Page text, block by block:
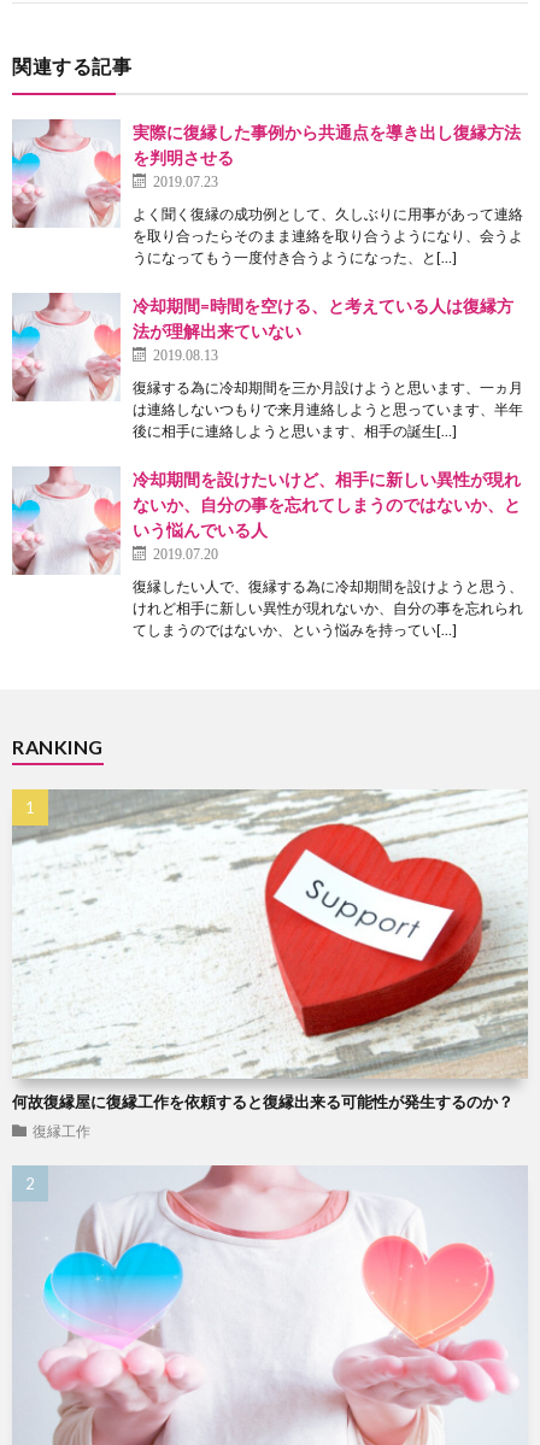
関連する記事
実際に復縁した事例から共通点を導き出し復縁方法
を判明させる
2019.07.23
よく聞く復縁の成功例として、久しぶりに用事があって連絡
を取り合ったらそのまま連絡を取り合うようになり、会うよ
うになってもう一度付き合うようになった、と[…]
冷却期間=時間を空ける、と考えている人は復縁方
法が理解出来ていない
2019.08.13
復縁する為に冷却期間を三か月設けようと思います、一ヵ月
は連絡しないつもりで来月連絡しようと思っています、半年
後に相手に連絡しようと思います、相手の誕生[…]
冷却期間を設けたいけど、相手に新しい異性が現れ
ないか、自分の事を忘れてしまうのではないか、と
いう悩んでいる人
2019.07.20
復縁したい人で、復縁する為に冷却期間を設けようと思う、
けれど相手に新しい異性が現れないか、自分の事を忘れられ
てしまうのではないか、という悩みを持ってい[…]
RANKING
何故復縁屋に復縁工作を依頼すると復縁出来る可能性が発生するのか？
復縁工作